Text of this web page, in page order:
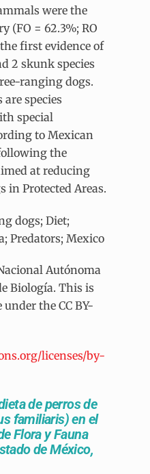
were the
(FO = 62.3%; RO
first evidence of
2 skunk species
ranging dogs.
species
special
to Mexican
the
at reducing
in Protected Areas.
dogs; Diet;
Predators; Mexico
Autónoma
Biología. This is
the CC BY-
licenses/by-
de perros de
familiaris) en el
Flora y Fauna
de México,